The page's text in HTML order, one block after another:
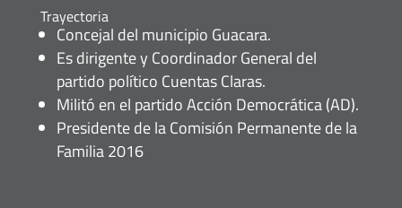
Trayectoria
Concejal del municipio Guacara.
Es dirigente y Coordinador General del
partido político Cuentas Claras.
Militó en el partido Acción Democrática (AD).
Presidente de la Comisión Permanente de la
Familia 2016